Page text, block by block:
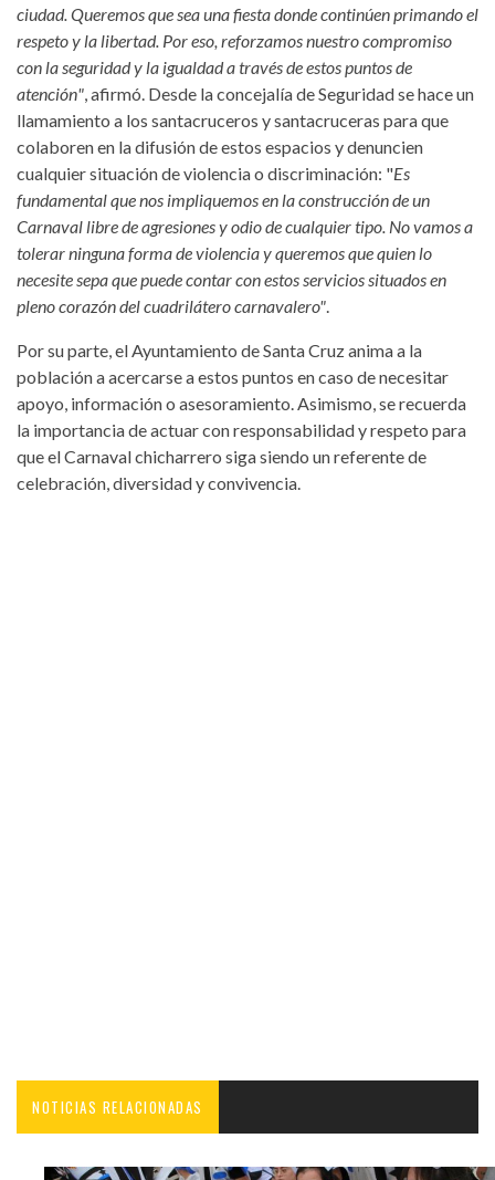
ciudad. Queremos que sea una fiesta donde continúen primando el
respeto y la libertad. Por eso, reforzamos nuestro compromiso
con la seguridad y la igualdad a través de estos puntos de
atención", afirmó. Desde la concejalía de Seguridad se hace un
llamamiento a los santacruceros y santacruceras para que
colaboren en la difusión de estos espacios y denuncien
cualquier situación de violencia o discriminación: "Es
fundamental que nos impliquemos en la construcción de un
Carnaval libre de agresiones y odio de cualquier tipo. No vamos a
tolerar ninguna forma de violencia y queremos que quien lo
necesite sepa que puede contar con estos servicios situados en
pleno corazón del cuadrilátero carnavalero".
Por su parte, el Ayuntamiento de Santa Cruz anima a la
población a acercarse a estos puntos en caso de necesitar
apoyo, información o asesoramiento. Asimismo, se recuerda
la importancia de actuar con responsabilidad y respeto para
que el Carnaval chicharrero siga siendo un referente de
celebración, diversidad y convivencia.
NOTICIAS RELACIONADAS